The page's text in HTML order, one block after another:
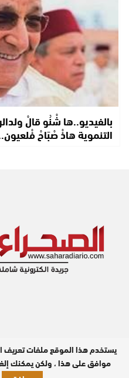
بالفيديو..ها شْنُو قالْ
التنموية هاذْ صْبَاحْ
مدير النشر : عبد الله بيه
يستخدم هذا الموقع ملفات تعريف
موافق على هذا ، ولكن يمكنك